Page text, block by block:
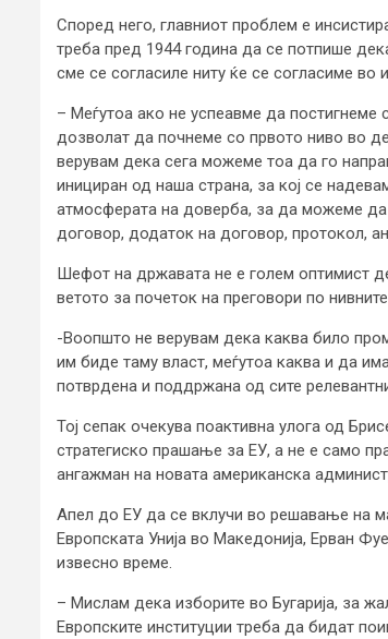
Според него, главниот проблем е
треба пред 1944 година да се потпише
сме се согласиле ниту ќе се согласиме во
– Меѓутоа ако не успеавме да
дозволат да почнеме со првото ниво во
верувам дека сега можеме тоа да го
инициран од наша страна, за кој се
атмосферата на доверба, за да можеме
договор, додаток на договор, протокол,
Шефот на државата не е голем оптимист
ветото за почеток на преговори по
-Воопшто не верувам дека каква било
им биде таму власт, меѓутоа каква и да
потврдена и поддржана од сите
Тој сепак очекува поактивна улога од
стратегиско прашање за ЕУ, а не е само
ангажман на новата американска
Апел до ЕУ да се вклучи во решавање на
Европската Унија во Македонија, Ерван
извесно време.
– Мислам дека изборите во Бугарија, за
Европските институции треба да бидат